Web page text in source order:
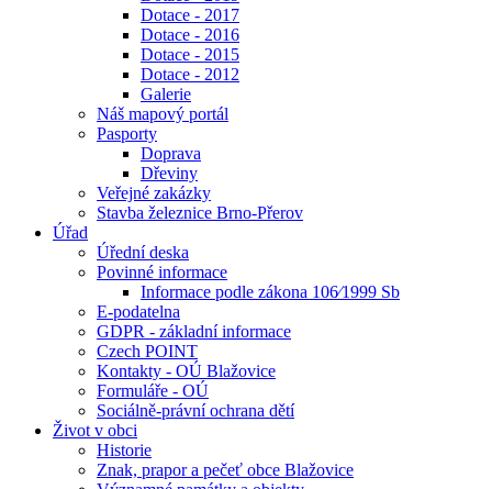
Dotace - 2017
Dotace - 2016
Dotace - 2015
Dotace - 2012
Galerie
Náš mapový portál
Pasporty
Doprava
Dřeviny
Veřejné zakázky
Stavba železnice Brno-Přerov
Úřad
Úřední deska
Povinné informace
Informace podle zákona 106⁄1999 Sb
E-podatelna
GDPR - základní informace
Czech POINT
Kontakty - OÚ Blažovice
Formuláře - OÚ
Sociálně-právní ochrana dětí
Život v obci
Historie
Znak, prapor a pečeť obce Blažovice